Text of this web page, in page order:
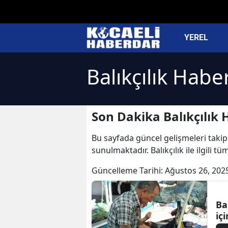
YEREL
Balıkçılık
Son Dakika Balıkçılık
Bu sayfada güncel gelişmeleri takip
sunulmaktadır. Balıkçılık ile ilgili
Güncelleme Tarihi: Ağustos 26,